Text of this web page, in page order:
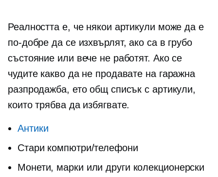
Реалността е, че някои артикули може да е
по-добре да се изхвърлят, ако са в грубо
състояние или вече не работят. Ако се
чудите какво да не продавате на гаражна
разпродажба, ето общ списък с артикули,
които трябва да избягвате.
Антики
Стари компютри/телефони
Монети, марки или други колекционерски